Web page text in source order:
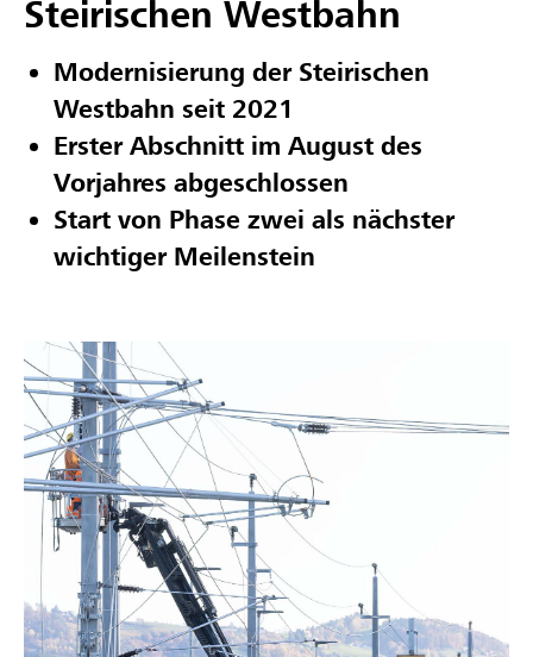
Steirischen Westbahn
Modernisierung der Steirischen
Westbahn seit 2021
Erster Abschnitt im August des
Vorjahres abgeschlossen
Start von Phase zwei als nächster
wichtiger Meilenstein